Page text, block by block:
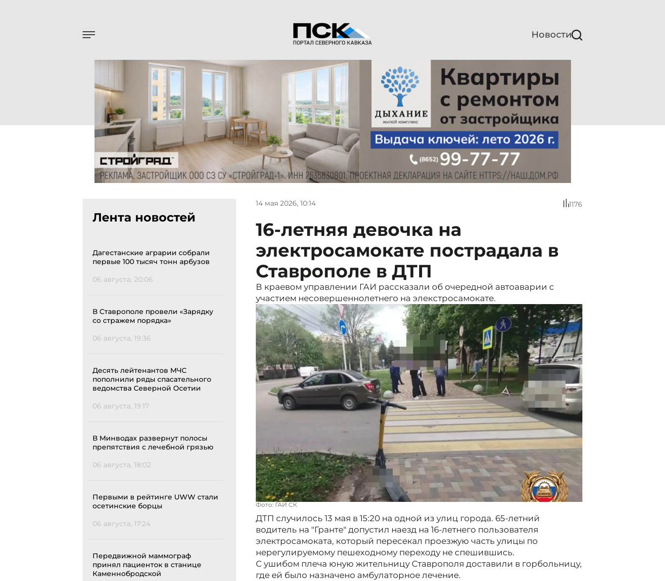
Новости
Лента новостей
Дагестанские аграрии собрали
первые 100 тысяч тонн арбузов
06 августа, 20:06
В Ставрополе провели «Зарядку
со стражем порядка»
06 августа, 19:36
Десять лейтенантов МЧС
пополнили ряды спасательного
ведомства Северной Осетии
06 августа, 19:17
В Минводах развернут полосы
препятствия с лечебной грязью
06 августа, 18:02
Первыми в рейтинге UWW стали
осетинские борцы
06 августа, 17:24
Передвижной маммограф
принял пациенток в станице
Каменнобродской
14 мая 2026, 10:14 1176
16-летняя девочка на
электросамокате пострадала в
Ставрополе в ДТП
В краевом управлении ГАИ рассказали об очередной автоаварии с
участием несовершеннолетнего на элекстросамокате.
Фото: ГАИ СК
ДТП случилось 13 мая в 15:20 на одной из улиц города. 65-летний
водитель на "Гранте" допустил наезд на 16-летнего пользователя
электросамоката, который пересекал проезжую часть улицы по
нерегулируемому пешеходному переходу не спешившись.
С ушибом плеча юную жительницу Ставрополя доставили в горбольницу,
где ей было назначено амбулаторное лечение.